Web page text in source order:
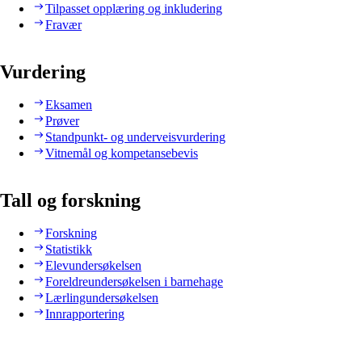
Tilpasset opplæring og inkludering
Fravær
Vurdering
Eksamen
Prøver
Standpunkt- og underveisvurdering
Vitnemål og kompetansebevis
Tall og forskning
Forskning
Statistikk
Elevundersøkelsen
Foreldreundersøkelsen i barnehage
Lærlingundersøkelsen
Innrapportering